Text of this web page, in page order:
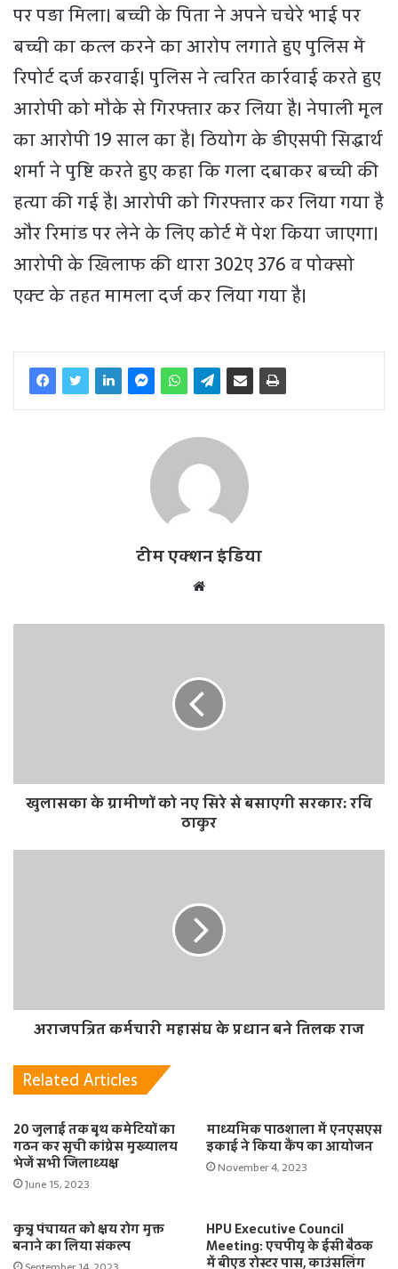
पर पड़ा मिला। बच्ची के पिता ने अपने चचेरे भाई पर
बच्ची का कत्ल करने का आरोप लगाते हुए पुलिस में
रिपोर्ट दर्ज करवाई। पुलिस ने त्वरित कार्रवाई करते हुए
आरोपी को मौके से गिरफ्तार कर लिया है। नेपाली मूल
का आरोपी 19 साल का है। ठियोग के डीएसपी सिद्धार्थ
शर्मा ने पुष्टि करते हुए कहा कि गला दबाकर बच्ची की
हत्या की गई है। आरोपी को गिरफ्तार कर लिया गया है
और रिमांड पर लेने के लिए कोर्ट में पेश किया जाएगा।
आरोपी के खिलाफ की धारा 302ए 376 व पोक्सो
एक्ट के तहत मामला दर्ज कर लिया गया है।
टीम एक्शन इंडिया
b
खुलासका के ग्रामीणों को नए सिरे से बसाएगी सरकार: रवि
ठाकुर
अराजपत्रित कर्मचारी महासंघ के प्रधान बने तिलक राज
Related Articles
20 जुलाई तक बूथ कमेटियों का
गठन कर सूची कांग्रेस मुख्यालय
भेजें सभी जिलाध्यक्ष
June 15, 2023
माध्यमिक पाठशाला में एनएसएस
इकाई ने किया कैंप का आयोजन
November 4, 2023
कुन्नू पंचायत को क्षय रोग मुक्त
बनाने का लिया संकल्प
HPU Executive Council
Meeting: एचपीयू के ईसी बैठक
में बीएड रोस्टर पास, काउंसलिंग